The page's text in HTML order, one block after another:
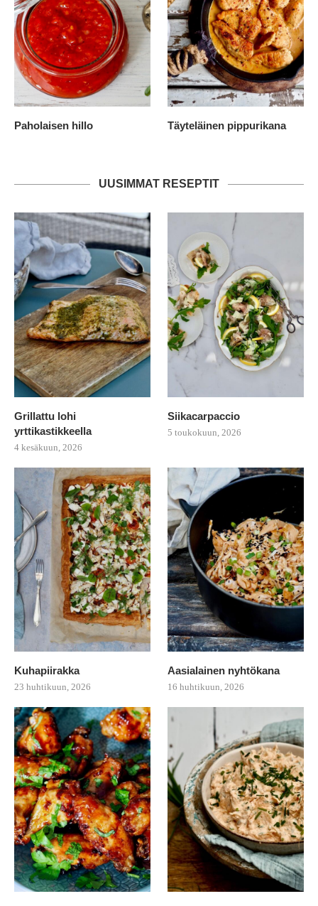
Paholaisen hillo Täyteläinen pippurikana
UUSIMMAT RESEPTIT
Grillattu lohi
yrttikastikkeella
4 kesäkuun, 2026
Siikacarpaccio
5 toukokuun, 2026
Kuhapiirakka
23 huhtikuun, 2026
Aasialainen nyhtökana
16 huhtikuun, 2026